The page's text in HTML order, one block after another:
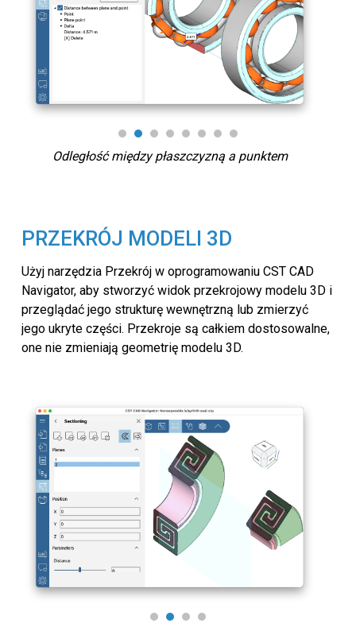
Odległość między płaszczyzną a punktem
PRZEKRÓJ MODELI 3D
Użyj narzędzia Przekrój w oprogramowaniu CST CAD
Navigator, aby stworzyć widok przekrojowy modelu 3D i
przeglądać jego strukturę wewnętrzną lub zmierzyć
jego ukryte części. Przekroje są całkiem dostosowalne,
one nie zmieniają geometrię modelu 3D.